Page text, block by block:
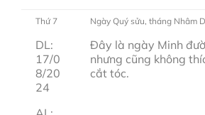
Thứ 7
DL:
17/0
8/20
24
Ngày Quý sửu, tháng Nhâm
Đây là ngày Minh
nhưng cũng không
cắt tóc.